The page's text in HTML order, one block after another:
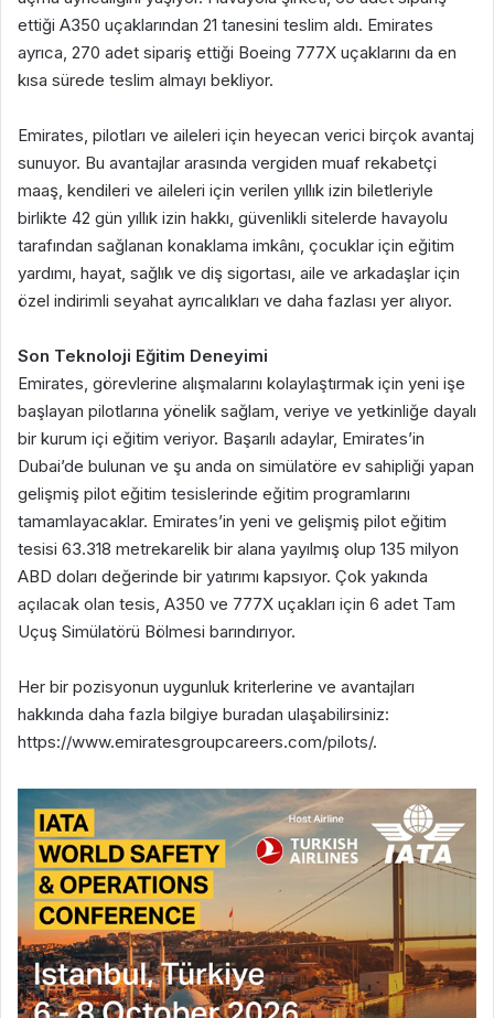
ettiği A350 uçaklarından 21 tanesini teslim aldı. Emirates
ayrıca, 270 adet sipariş ettiği Boeing 777X uçaklarını da en
kısa sürede teslim almayı bekliyor.
Emirates, pilotları ve aileleri için heyecan verici birçok avantaj
sunuyor. Bu avantajlar arasında vergiden muaf rekabetçi
maaş, kendileri ve aileleri için verilen yıllık izin biletleriyle
birlikte 42 gün yıllık izin hakkı, güvenlikli sitelerde havayolu
tarafından sağlanan konaklama imkânı, çocuklar için eğitim
yardımı, hayat, sağlık ve diş sigortası, aile ve arkadaşlar için
özel indirimli seyahat ayrıcalıkları ve daha fazlası yer alıyor.
Son Teknoloji Eğitim Deneyimi
Emirates, görevlerine alışmalarını kolaylaştırmak için yeni işe
başlayan pilotlarına yönelik sağlam, veriye ve yetkinliğe dayalı
bir kurum içi eğitim veriyor. Başarılı adaylar, Emirates’in
Dubai’de bulunan ve şu anda on simülatöre ev sahipliği yapan
gelişmiş pilot eğitim tesislerinde eğitim programlarını
tamamlayacaklar. Emirates’in yeni ve gelişmiş pilot eğitim
tesisi 63.318 metrekarelik bir alana yayılmış olup 135 milyon
ABD doları değerinde bir yatırımı kapsıyor. Çok yakında
açılacak olan tesis, A350 ve 777X uçakları için 6 adet Tam
Uçuş Simülatörü Bölmesi barındırıyor.
Her bir pozisyonun uygunluk kriterlerine ve avantajları
hakkında daha fazla bilgiye buradan ulaşabilirsiniz:
https://www.emiratesgroupcareers.com/pilots/.